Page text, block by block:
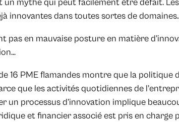
un mythe qui peut facilement être défait. Les
innovantes dans toutes sortes de
pas en mauvaise posture en matière
16 PME flamandes montre que la politique
que les activités quotidiennes de
un processus d’innovation implique
et financier associé est pris en charge